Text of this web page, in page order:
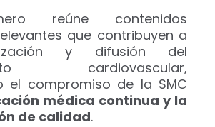
reúne contenidos
que contribuyen a
y difusión del
cardiovascular,
el compromiso de la SMC
médica continua y la
de calidad.